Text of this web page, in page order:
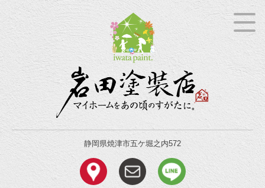
静岡県焼津市五ケ堀之内572